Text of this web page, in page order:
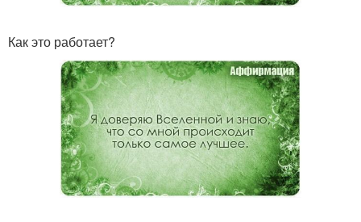
Как это работает?